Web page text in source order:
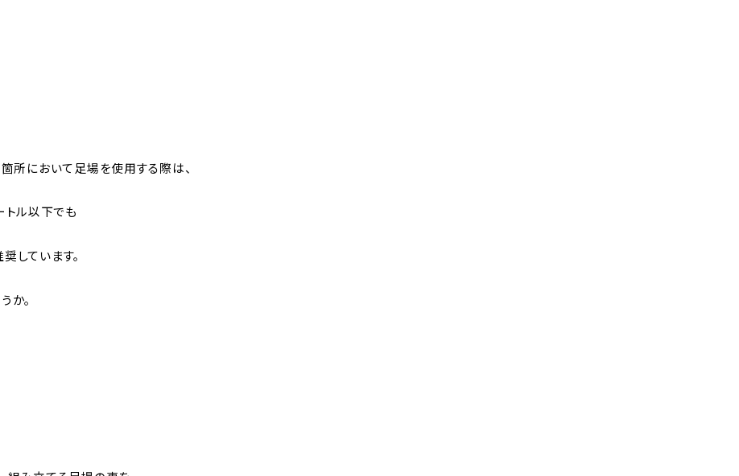
所において足場を使用する際は、
トル以下でも
しています。
か。